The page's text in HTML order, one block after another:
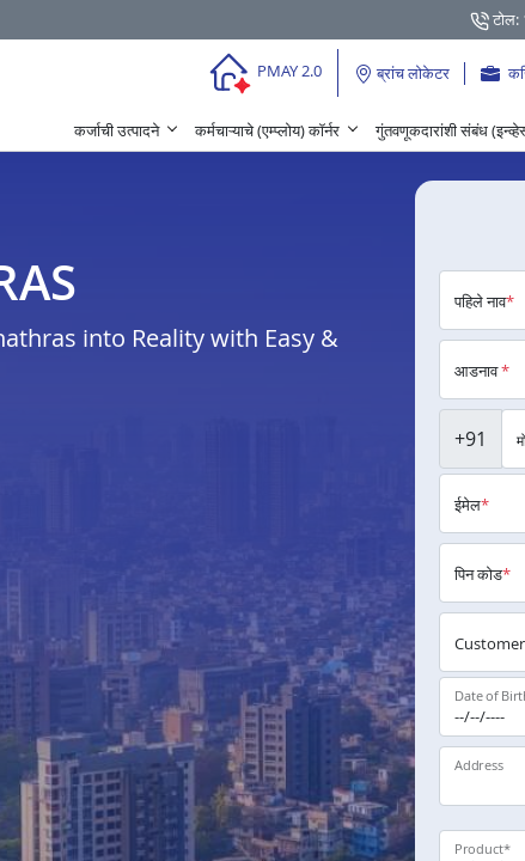
टोल:
PMAY 2.0 ब्रांच लोकेटर
कर्जाची उत्पादने कर्मचाऱ्याचे (एम्प्लोय) कॉर्नर गुंतवणूकदारांशी संबंध
into Reality with Easy &
पहिले नाव*
आडनाव*
+91
ईमेल*
पिन कोड*
Date of
Address
Product*